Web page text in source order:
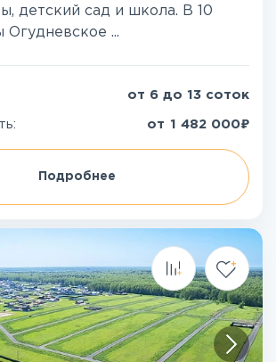
детский сад и школа. В 10
Огудневское ...
от 6 до 13 соток
от 1 482 000₽
Подробнее